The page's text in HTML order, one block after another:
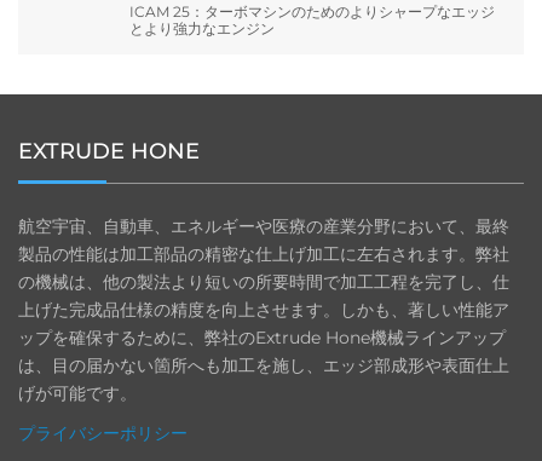
ICAM 25：ターボマシンのためのよりシャープなエッジ
とより強力なエンジン
EXTRUDE HONE
航空宇宙、自動車、エネルギーや医療の産業分野において、最終
製品の性能は加工部品の精密な仕上げ加工に左右されます。弊社
の機械は、他の製法より短いの所要時間で加工工程を完了し、仕
上げた完成品仕様の精度を向上させます。しかも、著しい性能ア
ップを確保するために、弊社のExtrude Hone機械ラインアップ
は、目の届かない箇所へも加工を施し、エッジ部成形や表面仕上
げが可能です。
プライバシーポリシー